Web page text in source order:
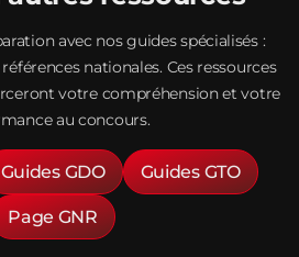
avec nos guides spécialisés :
nationales. Ces ressources
votre compréhension et votre
au concours.
Guides GDO Guides GTO
Page GNR